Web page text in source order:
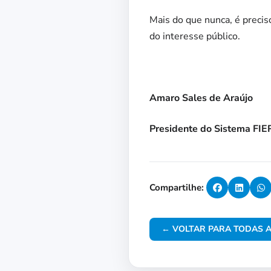
Mais do que nunca, é
do interesse público.
Amaro Sales de Araújo
Presidente do Sistema
Compartilhe:
← VOLTAR PARA TODAS